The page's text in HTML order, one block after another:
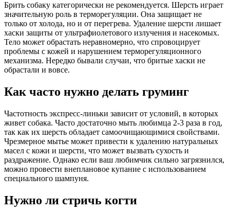
Брить собаку категорически не рекомендуется. Шерсть играет
значительную роль в терморегуляции. Она защищает не
только от холода, но и от перегрева. Удаление шерсти лишает
хаски защиты от ультрафиолетового излучения и насекомых.
Тело может обрастать неравномерно, что спровоцирует
проблемы с кожей и нарушением терморегуляционного
механизма. Нередко бывали случаи, что бритые хаски не
обрастали и вовсе.
Как часто нужно делать груминг
Частотность экспресс-линьки зависит от условий, в которых
живет собака. Часто достаточно мыть любимца 2-3 раза в год,
так как их шерсть обладает самоочищающимися свойствами.
Чрезмерное мытье может привести к удалению натуральных
масел с кожи и шерсти, что может вызвать сухость и
раздражение. Однако если ваш любимчик сильно загрязнился,
можно провести внеплановое купание с использованием
специального шампуня.
Нужно ли стричь когти